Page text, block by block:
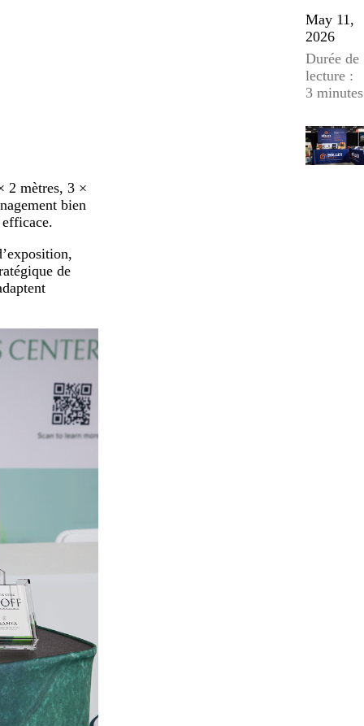
May 11,
2026
Durée de
lecture :
3 minutes
2 mètres, 3 ×
bien
de